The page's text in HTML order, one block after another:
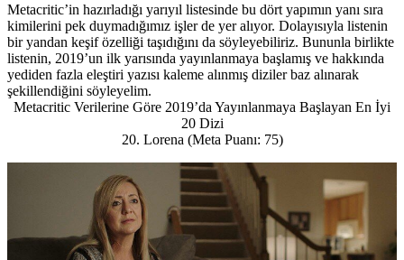
Metacritic’in hazırladığı yarıyıl listesinde bu dört yapımın yanı sıra
kimilerini pek duymadığımız işler de yer alıyor. Dolayısıyla listenin
bir yandan keşif özelliği taşıdığını da söyleyebiliriz. Bununla birlikte
listenin, 2019’un ilk yarısında yayınlanmaya başlamış ve hakkında
yediden fazla eleştiri yazısı kaleme alınmış diziler baz alınarak
şekillendiğini söyleyelim.
Metacritic Verilerine Göre 2019’da Yayınlanmaya Başlayan En İyi
20 Dizi
20. Lorena (Meta Puanı: 75)